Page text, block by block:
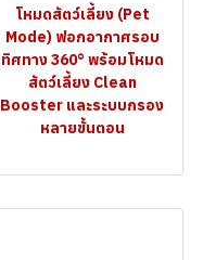
โหมดสัตว์เลี้ยง (Pet
Mode) ฟอกอากาศรอบ
ทิศทาง 360° พร้อมโหมด
สัตว์เลี้ยง Clean
Booster และระบบกรอง
หลายขั้นตอน